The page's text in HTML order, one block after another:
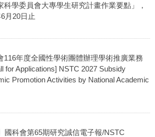
科學委員會大專學生研究計畫作業要點」，
月20日止
116年度全國性學術團體辦理學術推廣業務
for Applications] NSTC 2027 Subsidy
Promotion Activities by National Academic
國科會第65期研究誠信電子報/NSTC